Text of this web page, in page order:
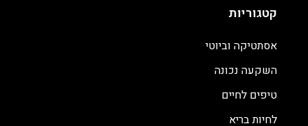
קטגוריות
אסתטיקה וביוטי
השקעה נכונה
טיפים לחיים
לחיות בריא